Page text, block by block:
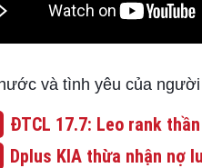
và tình yêu của
ĐTCL 17.7: Leo rank
Dplus KIA thừa nhận nợ